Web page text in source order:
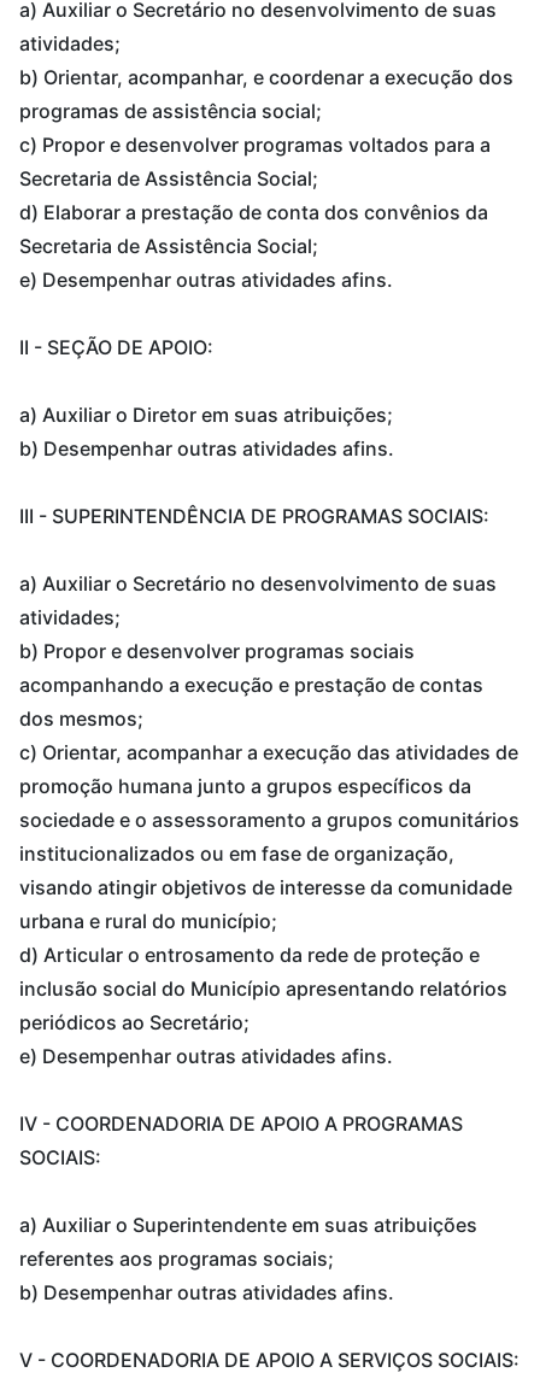
a) Auxiliar o Secretário no desenvolvimento de suas
atividades;
b) Orientar, acompanhar, e coordenar a execução dos
programas de assistência social;
c) Propor e desenvolver programas voltados para a
Secretaria de Assistência Social;
d) Elaborar a prestação de conta dos convênios da
Secretaria de Assistência Social;
e) Desempenhar outras atividades afins.
II - SEÇÃO DE APOIO:
a) Auxiliar o Diretor em suas atribuições;
b) Desempenhar outras atividades afins.
III - SUPERINTENDÊNCIA DE PROGRAMAS SOCIAIS:
a) Auxiliar o Secretário no desenvolvimento de suas
atividades;
b) Propor e desenvolver programas sociais
acompanhando a execução e prestação de contas
dos mesmos;
c) Orientar, acompanhar a execução das atividades de
promoção humana junto a grupos específicos da
sociedade e o assessoramento a grupos comunitários
institucionalizados ou em fase de organização,
visando atingir objetivos de interesse da comunidade
urbana e rural do município;
d) Articular o entrosamento da rede de proteção e
inclusão social do Município apresentando relatórios
periódicos ao Secretário;
e) Desempenhar outras atividades afins.
IV - COORDENADORIA DE APOIO A PROGRAMAS
SOCIAIS:
a) Auxiliar o Superintendente em suas atribuições
referentes aos programas sociais;
b) Desempenhar outras atividades afins.
V - COORDENADORIA DE APOIO A SERVIÇOS SOCIAIS: